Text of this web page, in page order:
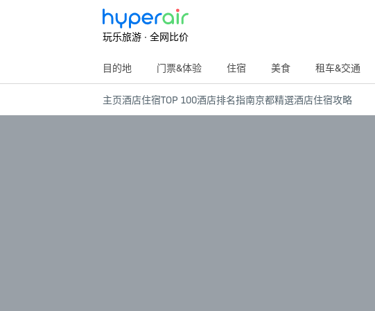
玩乐旅游 · 全网比价
目的地 门票&体验 住宿 美食 租车&交通
主页酒店住宿TOP 100酒店排名指南京都精選酒店住宿攻略